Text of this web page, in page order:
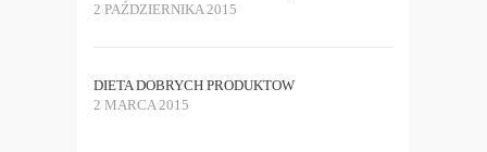
2 PAŹDZIERNIKA 2015
DIETA DOBRYCH PRODUKTOW
2 MARCA 2015